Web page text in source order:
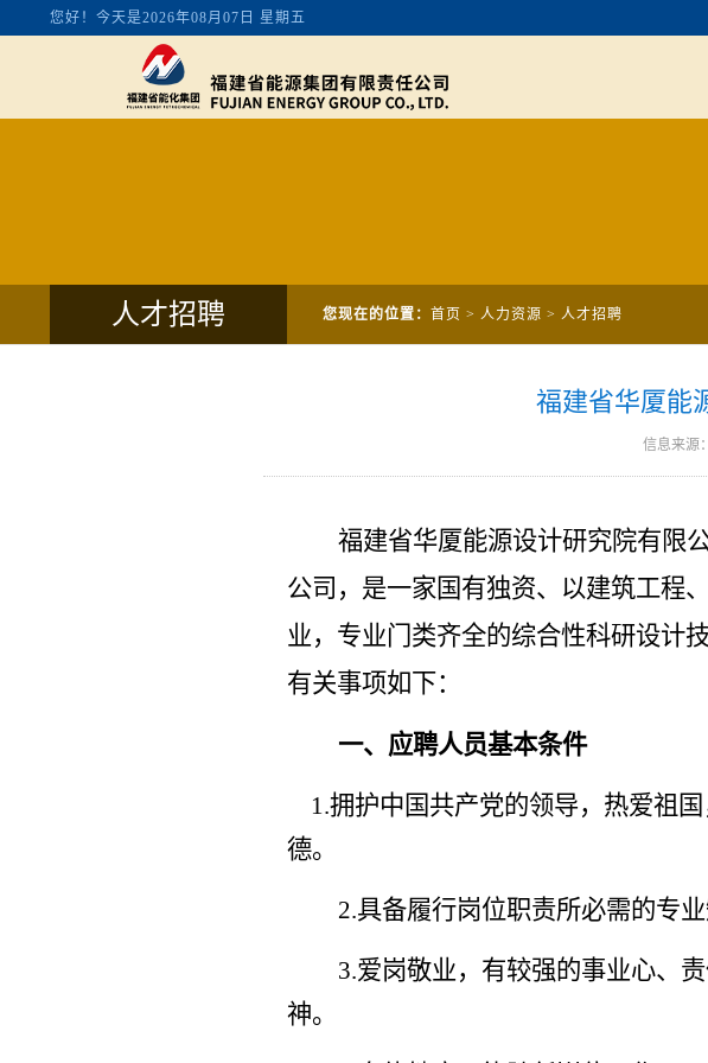
人才招聘 您现在的位置： 首页 > 人力资源 > 人才招聘
福建省华厦能
信息来源
福建省华厦能源设计研究院有限
公司，是一家国有独资、以建筑工程
业，专业门类齐全的综合性科研设计
有关事项如下：
一、应聘人员基本条件
1.拥护中国共产党的领导，热爱祖
德。
2.具备履行岗位职责所必需的专
3.爱岗敬业，有较强的事业心、
神。